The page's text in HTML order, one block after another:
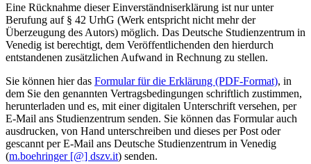
Eine Rücknahme dieser Einverständniserklärung ist nur unter
Berufung auf § 42 UrhG (Werk entspricht nicht mehr der
Überzeugung des Autors) möglich. Das Deutsche Studienzentrum in
Venedig ist berechtigt, dem Veröffentlichenden den hierdurch
entstandenen zusätzlichen Aufwand in Rechnung zu stellen.
Sie können hier das Formular für die Erklärung (PDF-Format), in
dem Sie den genannten Vertragsbedingungen schriftlich zustimmen,
herunterladen und es, mit einer digitalen Unterschrift versehen, per
E-Mail ans Studienzentrum senden. Sie können das Formular auch
ausdrucken, von Hand unterschreiben und dieses per Post oder
gescannt per E-Mail ans Deutsche Studienzentrum in Venedig
(m.boehringer [@] dszv.it) senden.